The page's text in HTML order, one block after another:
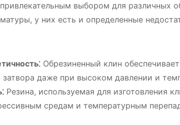
выбором для различных
у них есть и определенные
Обрезиненный клин
затвора даже при высоком давлении и
Резина, используемая для изготовления
средам и температурным